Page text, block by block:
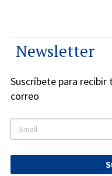
Newsletter
Suscríbete para
correo